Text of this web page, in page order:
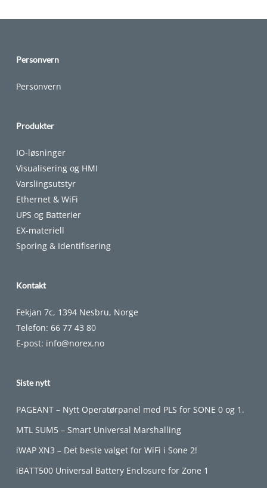
Personvern
Personvern
Produkter
IO-løsninger
Visualisering og HMI
Varslingsutstyr
Ethernet & WiFi
UPS og Batterier
EX-materiell
Sporing & Identifisering
Kontakt
Fekjan 7c, 1394 Nesbru, Norge
Telefon: 66 77 43 80
E-post: info@norex.no
Siste nytt
PAGEANT – Nytt Operatørpanel med PLS for SONE 0 og 1.
MTL SUM5 – Smart Universal Marshalling
iWAP XN3 – Det beste valget for WiFi i Sone 2!
iBATT500 Universal Battery Enclosure for Zone 1